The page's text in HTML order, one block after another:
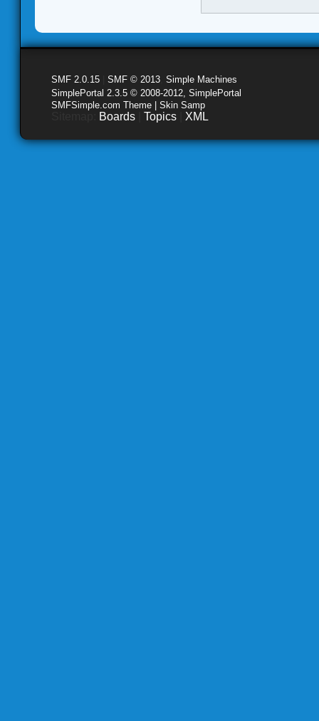
SMF 2.0.15 SMF © 2013 Simple Machines
SimplePortal 2.3.5 © 2008-2012, SimplePortal
SMFSimple.com Theme | Skin Samp
Boards Topics XML